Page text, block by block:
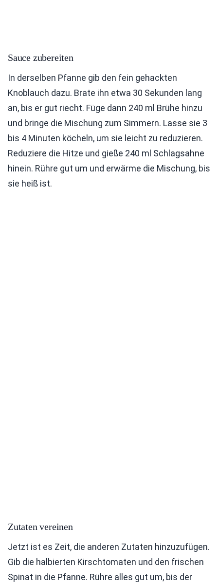
Sauce zubereiten
In derselben Pfanne gib den fein gehackten
Knoblauch dazu. Brate ihn etwa 30 Sekunden lang
an, bis er gut riecht. Füge dann 240 ml Brühe hinzu
und bringe die Mischung zum Simmern. Lasse sie 3
bis 4 Minuten köcheln, um sie leicht zu reduzieren.
Reduziere die Hitze und gieße 240 ml Schlagsahne
hinein. Rühre gut um und erwärme die Mischung, bis
sie heiß ist.
Zutaten vereinen
Jetzt ist es Zeit, die anderen Zutaten hinzuzufügen.
Gib die halbierten Kirschtomaten und den frischen
Spinat in die Pfanne. Rühre alles gut um, bis der